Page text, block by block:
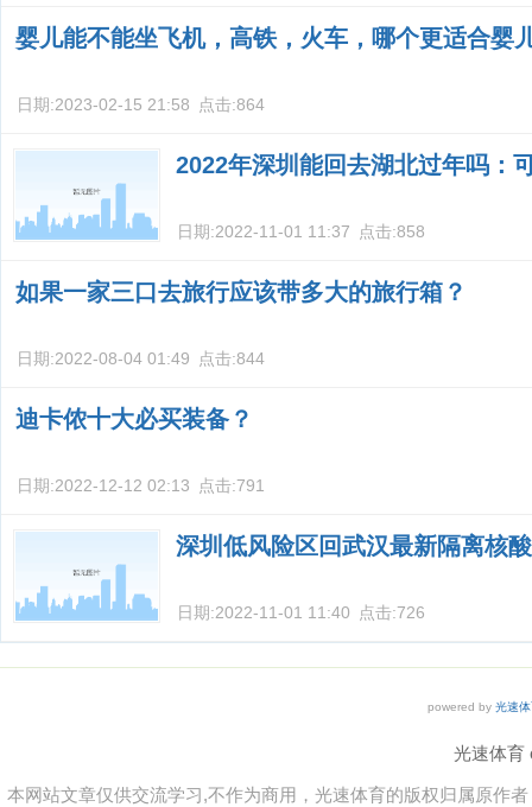
婴儿能不能坐飞机，高铁，火车，哪个更适合婴
日期:2023-02-15 21:58 点击:864
2022年深圳能回去湖北过年吗：
日期:2022-11-01 11:37 点击:858
如果一家三口去旅行应该带多大的旅行箱？
日期:2022-08-04 01:49 点击:844
迪卡侬十大必买装备？
日期:2022-12-12 02:13 点击:791
深圳低风险区回武汉最新隔离核
日期:2022-11-01 11:40 点击:726
powered by 光速
光速体育
本网站文章仅供交流学习,不作为商用，光速体育的版权归属原作